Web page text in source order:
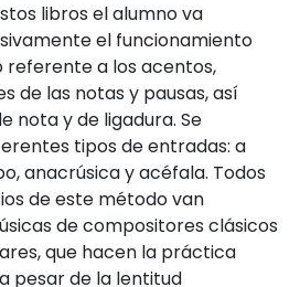
libros el alumno va
el funcionamiento
referente a los acentos,
de las notas y pausas, así
nota y de ligadura. Se
tipos de entradas: a
anacrúsica y acéfala. Todos
de este método van
de compositores clásicos
que hacen la práctica
pesar de la lentitud